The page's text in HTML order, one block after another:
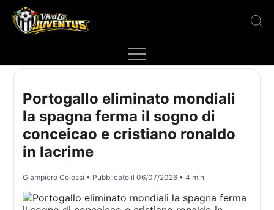
Portogallo eliminato mondiali
la spagna ferma il sogno di
conceicao e cristiano ronaldo
in lacrime
Giampiero Colossi • Pubblicato il06/07/2026 • 4 min